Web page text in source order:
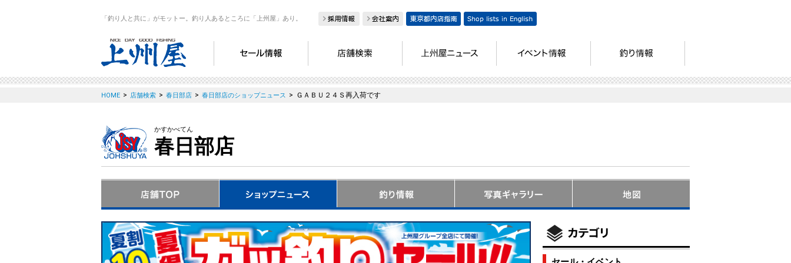
「釣り人と共に」がモットー。釣り人あるところに「上州屋」あり。
HOME > 店舗検索 > 春日部店 > 春日部店のショップニュース > ＧＡＢＵ２４Ｓ再入荷です
かすかべてん
春日部店